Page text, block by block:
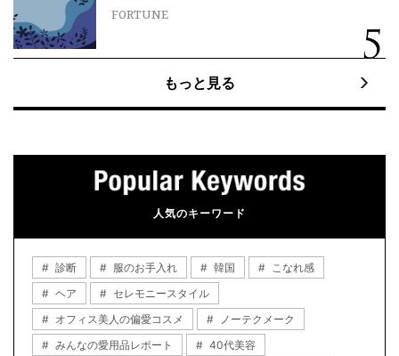
FORTUNE
もっと見る
人気のキーワード
診断 服のお手入れ 韓国
こなれ感
ヘア
セレモニースタイル
オフィス美人の偏愛コスメ
ノーテクメーク
みんなの愛用品レポート
40代美容